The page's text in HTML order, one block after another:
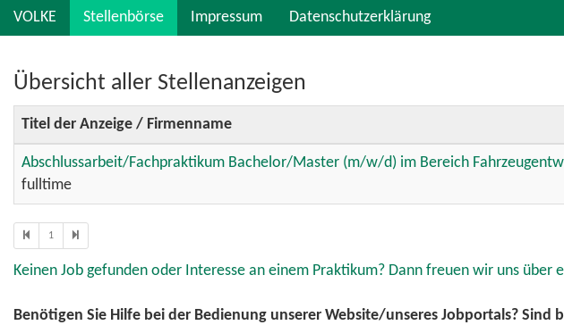
Skip
to
content
VOLKE Stellenbörse Impressum Datenschutzerklärung
Übersicht aller Stellenanzeigen
Titel der Anzeige / Firmenname
Abschlussarbeit/Fachpraktikum Bachelor/Master (m/w/d) im Bereich
fulltime
1
Keinen Job gefunden oder Interesse an einem Praktikum? Dann freuen wir uns über
Benötigen Sie Hilfe bei der Bedienung unserer Website/unseres Jobportals?